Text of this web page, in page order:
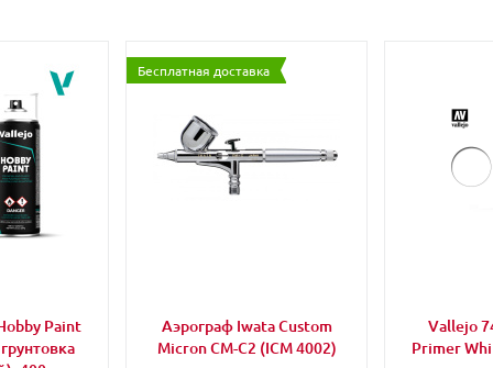
Paint
Бесплатная доставка
Аэрограф Iwata Custom
Micron CM-C2 (ICM 4002)
Vallejo
Primer